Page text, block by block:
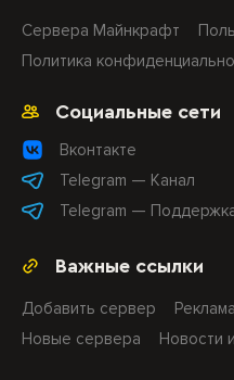
Важные ссылки
Добавить сервер
Новые сервера
Новости
Социальные сети
Вконтакте
Telegram — Канал
Telegram —
Сервера Майнкрафт
Политика